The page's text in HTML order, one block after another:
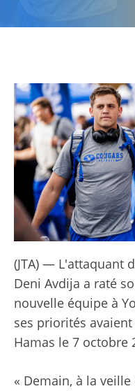
(JTA) — L'attaquant
Deni Avdija a raté
nouvelle équipe à
ses priorités
Hamas le 7 octobre
« Demain, à la